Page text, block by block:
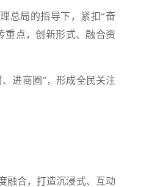
总局的指导下，紧扣“奋
重点，创新形式、融合资
进商圈”，形成全民关注
融合，打造沉浸式、互动